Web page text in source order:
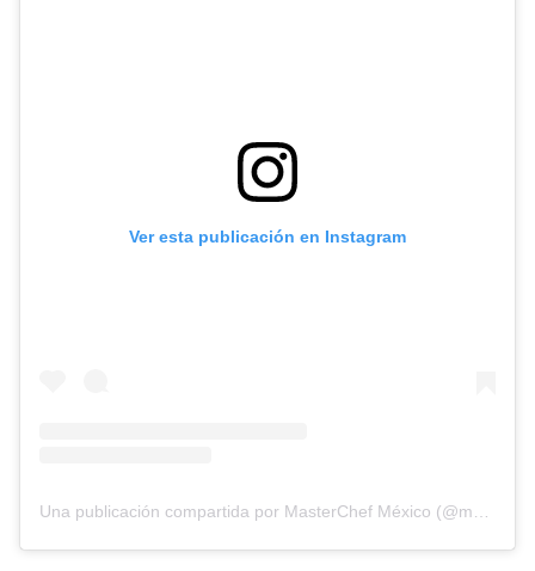
Ver esta publicación en Instagram